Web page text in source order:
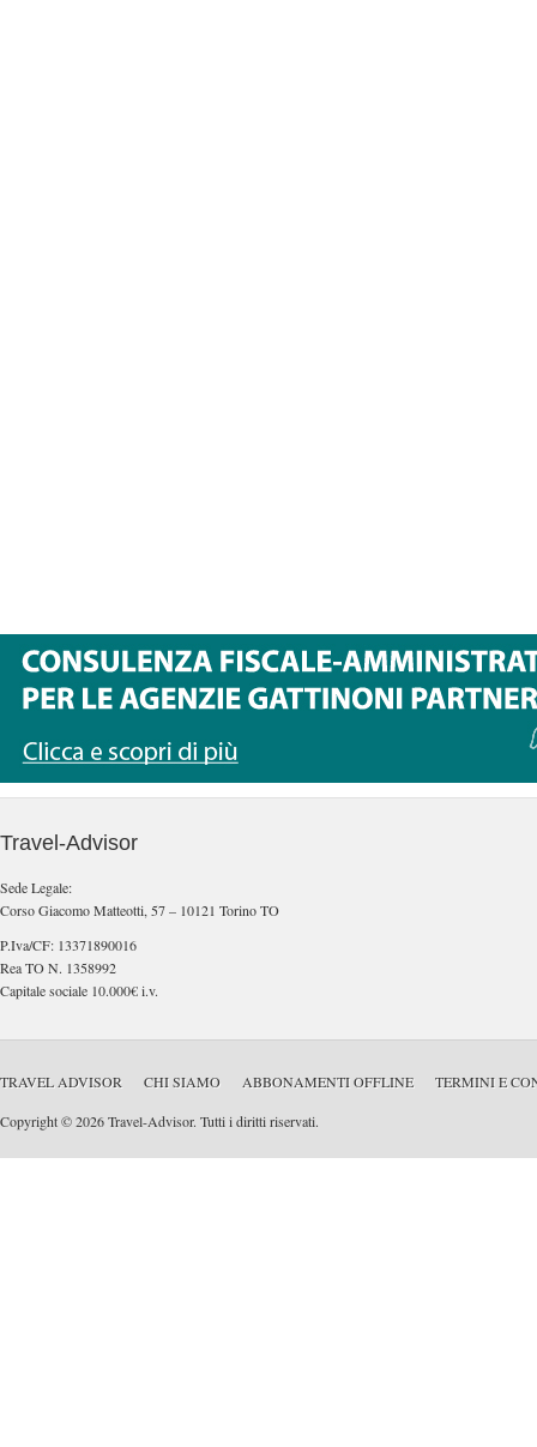
Travel-Advisor
Sede Legale:
Corso Giacomo Matteotti, 57 – 10121 Torino TO
P.Iva/CF: 13371890016
Rea TO N. 1358992
Capitale sociale 10.000€ i.v.
TRAVEL ADVISOR CHI SIAMO ABBONAMENTI OFFLINE TERMINI E
Copyright © 2026 Travel-Advisor. Tutti i diritti riservati.